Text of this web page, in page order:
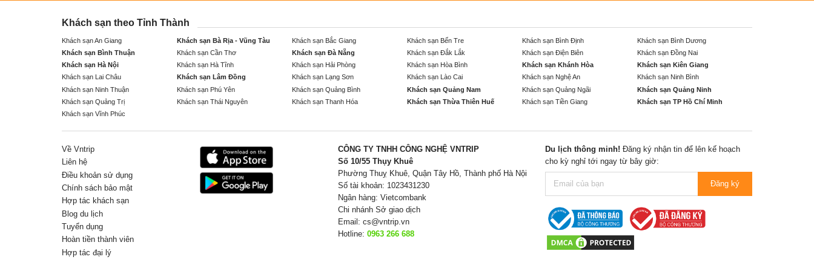
Khách sạn theo Tỉnh Thành
Khách sạn An Giang Khách sạn Bà Rịa - Vũng Tàu Khách sạn Bắc Giang Khách sạn Bến Tre Khách sạn Bình Định
Khách sạn Bình Dương
Khách sạn Bình Thuận
Khách sạn Cần Thơ Khách sạn Đà Nẵng Khách sạn Đắk Lắk Khách sạn Điện Biên
Khách sạn Đồng Nai
Khách sạn Hà Nội
Khách sạn Hà Tĩnh Khách sạn Hải Phòng Khách sạn Hòa Bình Khách sạn Khánh Hòa
Khách sạn Kiên Giang
Khách sạn Lai Châu
Khách sạn Lâm Đồng Khách sạn Lạng Sơn Khách sạn Lào Cai Khách sạn Nghệ An
Khách sạn Ninh Bình
Khách sạn Ninh Thuận
Khách sạn Phú Yên Khách sạn Quảng Bình Khách sạn Quảng Nam Khách sạn Quảng Ngãi
Khách sạn Quảng Ninh
Khách sạn Quảng Trị
Khách sạn Thái Nguyên Khách sạn Thanh Hóa Khách sạn Thừa Thiên Huế Khách sạn Tiền Giang
Khách sạn TP Hồ Chí Minh
Khách sạn Vĩnh Phúc
Về Vntrip
Liên hệ
Điều khoản sử dụng
Chính sách bảo mật
Hợp tác khách sạn
Blog du lịch
Tuyển dụng
Hoàn tiền thành viên
Hợp tác đại lý
CÔNG TY TNHH CÔNG NGHỆ VNTRIP
Số 10/55 Thụy Khuê
Phường Thuỵ Khuê, Quận Tây Hồ, Thành phố Hà Nội
Số tài khoản: 1023431230
Ngân hàng: Vietcombank
Chi nhánh Sở giao dịch
Email: cs@vntrip.vn
Hotline: 0963 266 688
Du lịch thông minh! Đăng ký nhận tin để lên kế hoạch
cho kỳ nghỉ tới ngay từ bây giờ:
Đăng ký